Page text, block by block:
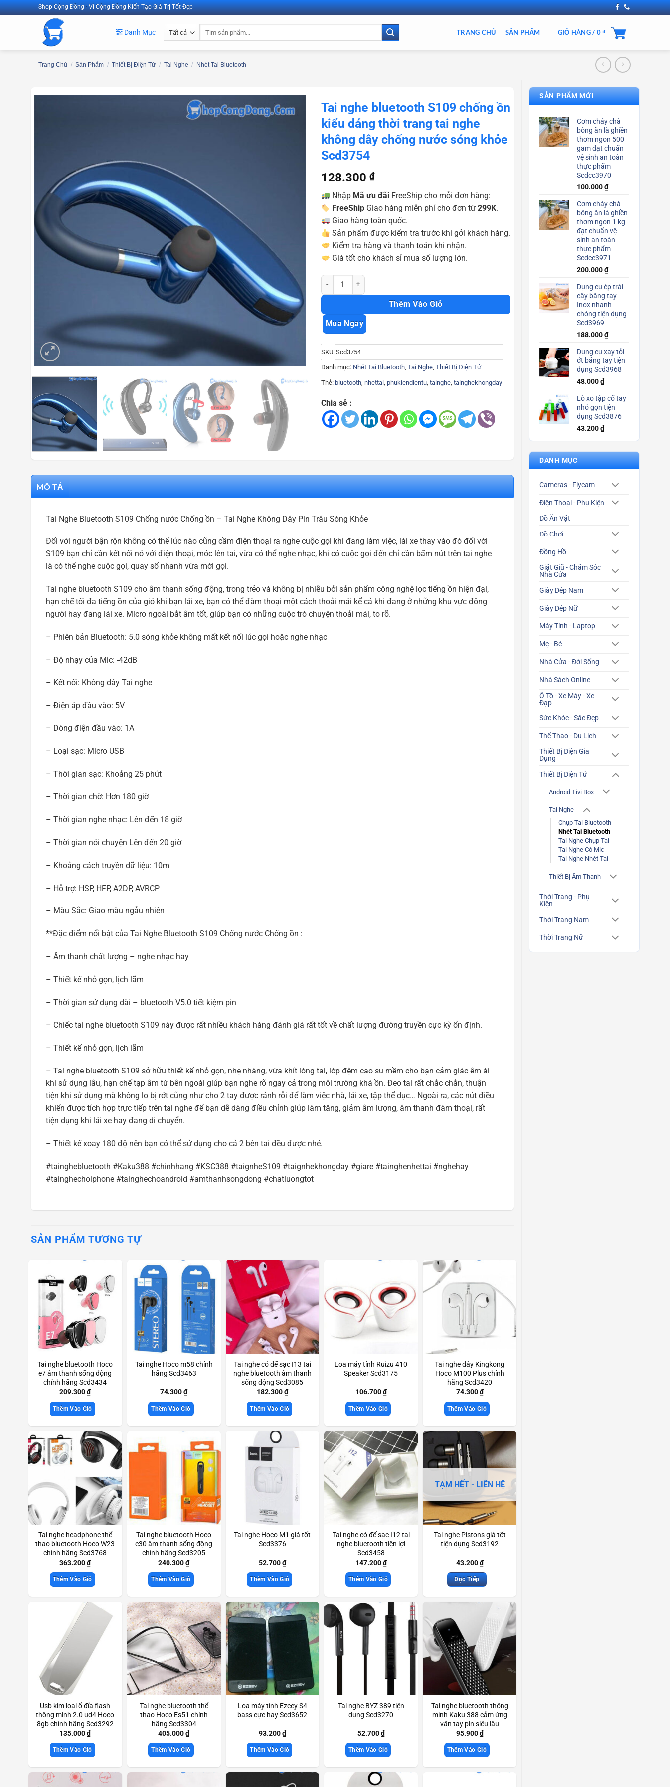
Bỏ
qua
Shop Cộng Đồng - Vì Cộng Đồng Kiến Tạo Giá Trị Tốt Đẹp
Danh Mục TRANG CHỦ SẢN PHẨM GIỎ HÀNG / 0₫
Trang Chủ / Sản Phẩm / Thiết Bị Điện Tử / Tai Nghe / Nhét Tai Bluetooth
SẢN PHẨM MỚI
Cơm cháy chà
bông ăn là ghiền
thơm ngon 500
gam đạt chuẩn
vệ sinh an toàn
thực phẩm
Scdcc3970
100.000₫
Cơm cháy chà
bông ăn là ghiền
thơm ngon 1 kg
đạt chuẩn vệ
sinh an toàn
thực phẩm
Scdcc3971
200.000₫
Dụng cụ ép trái
cây bằng tay
Inox nhanh
chóng tiện dụng
Scd3969
188.000₫
Dụng cụ xay tỏi
ớt bằng tay tiện
dụng Scd3968
48.000₫
Lò xo tập cổ tay
nhỏ gọn tiện
dụng Scd3876
43.200₫
DANH MỤC
Cameras - Flycam
Điện Thoại - Phụ Kiện
Đồ Ăn Vặt
Đồ Chơi
Đồng Hồ
Giặt Giũ - Chăm Sóc
Nhà Cửa
Giày Dép Nam
Giày Dép Nữ
Máy Tính - Laptop
Mẹ - Bé
Nhà Cửa - Đời Sống
Nhà Sách Online
Ô Tô - Xe Máy - Xe
Đạp
Sức Khỏe - Sắc Đẹp
Thể Thao - Du Lịch
Thiết Bị Điện Gia
Dụng
Thiết Bị Điện Tử
Android Tivi Box
Tai Nghe
Chụp Tai Bluetooth
Nhét Tai Bluetooth
Tai Nghe Chụp Tai
Tai Nghe Có Mic
Tai Nghe Nhét Tai
Thiết Bị Âm Thanh
Thời Trang - Phụ
Kiện
Thời Trang Nam
Thời Trang Nữ
Tai nghe bluetooth S109 chống ồn
kiểu dáng thời trang tai nghe
không dây chống nước sóng khỏe
Scd3754
128.300 ₫
Nhập Mã ưu đãiFreeShip cho mỗi đơn hàng:
FreeShipGiao hàng miễn phí cho đơn từ 299K.
Giao hàng toàn quốc.
Sản phẩm được kiểm tra trước khi gởi khách hàng.
Kiểm tra hàng và thanh toán khi nhận.
Giá tốt cho khách sỉ mua số lượng lớn.
Tai nghe bluetooth S109 chống ồn kiểu dáng thời trang tai nghe không dây chống nước sóng khỏe Scd3754 số
Thêm Vào Giỏ
Mua Ngay
SKU: Scd3754
Danh mục: Nhét Tai Bluetooth, Tai Nghe, Thiết Bị Điện Tử
Thẻ: bluetooth, nhettai, phukiendientu, tainghe, tainghekhongday
Chia sẻ :
MÔ TẢ
Tai Nghe Bluetooth S109 Chống nước Chống ồn – Tai Nghe Không Dây Pin Trâu Sóng Khỏe
Đối với người bận rộn không có thể lúc nào cũng cầm điện thoại ra nghe cuộc gọi khi đang làm việc, lái xe thay vào đó đối với
S109 bạn chỉ cần kết nối nó với điện thoại, móc lên tai, vừa có thể nghe nhạc, khi có cuộc gọi đến chỉ cần bấm nút trên tai nghe
là có thể nghe cuộc gọi, quay số nhanh vừa mới gọi.
Tai nghe bluetooth S109 cho âm thanh sống động, trong trẻo và không bị nhiễu bởi sản phẩm công nghệ lọc tiếng ồn hiện đại,
hạn chế tối đa tiếng ồn của gió khi bạn lái xe, bạn có thể đàm thoại một cách thoải mái kể cả khi đang ở những khu vực đông
người hay đang lái xe. Micro ngoài bắt âm tốt, giúp bạn có những cuộc trò chuyện thoải mái, to rõ.
– Phiên bản Bluetooth: 5.0 sóng khỏe không mất kết nối lúc gọi hoặc nghe nhạc
– Độ nhạy của Mic: -42dB
– Kết nối: Không dây Tai nghe
– Điện áp đầu vào: 5V
– Dòng điện đầu vào: 1A
– Loại sạc: Micro USB
– Thời gian sạc: Khoảng 25 phút
– Thời gian chờ: Hơn 180 giờ
– Thời gian nghe nhạc: Lên đến 18 giờ
– Thời gian nói chuyện Lên đến 20 giờ
– Khoảng cách truyền dữ liệu: 10m
– Hỗ trợ: HSP, HFP, A2DP, AVRCP
– Màu Sắc: Giao màu ngẫu nhiên
**Đặc điểm nổi bật của Tai Nghe Bluetooth S109 Chống nước Chống ồn :
– Âm thanh chất lượng – nghe nhạc hay
– Thiết kế nhỏ gọn, lịch lãm
– Thời gian sử dụng dài – bluetooth V5.0 tiết kiệm pin
– Chiếc tai nghe bluetooth S109 này được rất nhiều khách hàng đánh giá rất tốt về chất lượng đường truyền cực kỳ ổn định.
– Thiết kế nhỏ gọn, lịch lãm
– Tai nghe bluetooth S109 sở hữu thiết kế nhỏ gọn, nhẹ nhàng, vừa khít lòng tai, lớp đệm cao su mềm cho bạn cảm giác êm ái
khi sử dụng lâu, hạn chế tạp âm từ bên ngoài giúp bạn nghe rõ ngay cả trong môi trường khá ồn. Đeo tai rất chắc chắn, thuận
tiện khi sử dụng mà không lo bị rớt cũng như cho 2 tay được rảnh rỗi để làm việc nhà, lái xe, tập thể dục… Ngoài ra, các nút điều
khiển được tích hợp trực tiếp trên tai nghe để bạn dễ dàng điều chỉnh giúp làm tăng, giảm âm lượng, âm thanh đàm thoại, rất
tiện dụng khi lái xe hay đang di chuyển.
– Thiết kế xoay 180 độ nên bạn có thể sử dụng cho cả 2 bên tai đều được nhé.
#tainghebluetooth #Kaku388 #chinhhang #KSC388 #taignheS109 #taignhekhongday #giare #tainghenhettai #nghehay
#tainghechoiphone #tainghechoandroid #amthanhsongdong #chatluongtot
SẢN PHẨM TƯƠNG TỰ
Tai nghe bluetooth Hoco
e7 âm thanh sống động
chính hãng Scd3434
209.300₫
Thêm Vào Giỏ
Tai nghe Hoco m58 chính
hãng Scd3463
74.300₫
Thêm Vào Giỏ
Tai nghe có đế sạc I13 tai
nghe bluetooth âm thanh
sống động Scd3085
182.300₫
Thêm Vào Giỏ
Loa máy tính Ruizu 410
Speaker Scd3175
106.700₫
Thêm Vào Giỏ
Tai nghe dây Kingkong
Hoco M100 Plus chính
hãng Scd3420
74.300₫
Thêm Vào Giỏ
Tai nghe headphone thể
thao bluetooth Hoco W23
chính hãng Scd3768
363.200₫
Thêm Vào Giỏ
Tai nghe bluetooth Hoco
e30 âm thanh sống động
chính hãng Scd3205
240.300₫
Thêm Vào Giỏ
Tai nghe Hoco M1 giá tốt
Scd3376
52.700₫
Thêm Vào Giỏ
Tai nghe có đế sạc I12 tai
nghe bluetooth tiện lợi
Scd3458
147.200₫
Thêm Vào Giỏ
TẠM HẾT - LIÊN HỆ
Tai nghe Pistons giá tốt
tiện dụng Scd3192
43.200₫
Đọc Tiếp
Usb kim loại ổ đĩa flash
thông minh 2.0 ud4 Hoco
8gb chính hãng Scd3292
135.000₫
Thêm Vào Giỏ
Tai nghe bluetooth thể
thao Hoco Es51 chính
hãng Scd3304
405.000₫
Thêm Vào Giỏ
Loa máy tính Ezeey S4
bass cực hay Scd3652
93.200₫
Thêm Vào Giỏ
Tai nghe BYZ 389 tiện
dụng Scd3270
52.700₫
Thêm Vào Giỏ
Tai nghe bluetooth thông
minh Kaku 388 cảm ứng
vân tay pin siêu lâu
Scd3461
95.900₫
Thêm Vào Giỏ